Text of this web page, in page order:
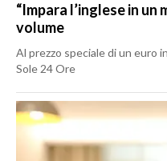
“Impara l’inglese in un
volume
Al prezzo speciale di un euro
Sole 24 Ore